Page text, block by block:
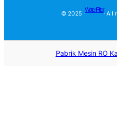
© 2025 ·
Water Filter
· All
Pabrik Mesin RO